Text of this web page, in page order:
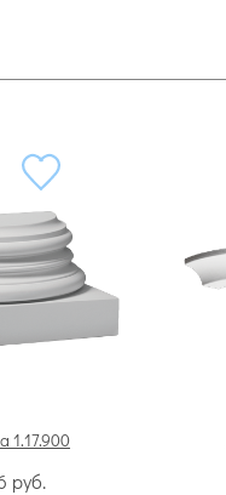
1.17.900
руб.